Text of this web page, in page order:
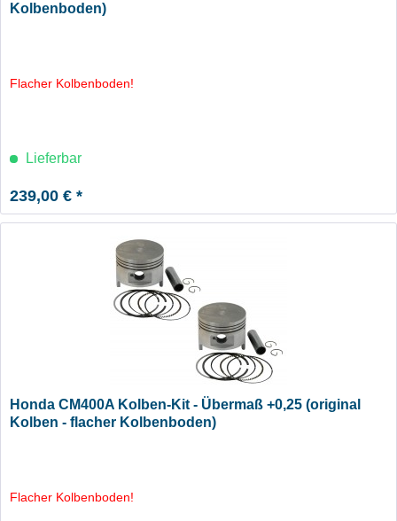
Kolbenboden)
Flacher Kolbenboden!
Lieferbar
239,00 € *
Honda CM400A Kolben-Kit - Übermaß +0,25 (original
Kolben - flacher Kolbenboden)
Flacher Kolbenboden!